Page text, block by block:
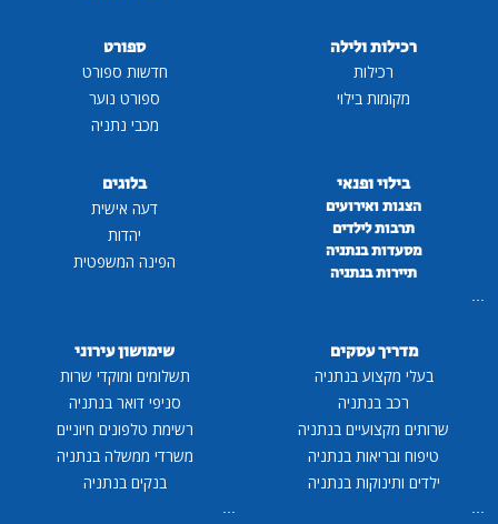
רכילות ולילה
רכילות
מקומות בילוי
ספורט
חדשות ספורט
ספורט נוער
מכבי נתניה
בילוי ופנאי
הצגות ואירועים
תרבות לילדים
מסעדות בנתניה
תיירות בנתניה
...
בלוגים
דעה אישית
יהדות
הפינה המשפטית
מדריך עסקים
בעלי מקצוע בנתניה
רכב בנתניה
שרותים מקצועיים בנתניה
טיפוח ובריאות בנתניה
ילדים ותינוקות בנתניה
...
שימושון עירוני
תשלומים ומוקדי שרות
סניפי דואר בנתניה
רשימת טלפונים חיוניים
משרדי ממשלה בנתניה
בנקים בנתניה
...